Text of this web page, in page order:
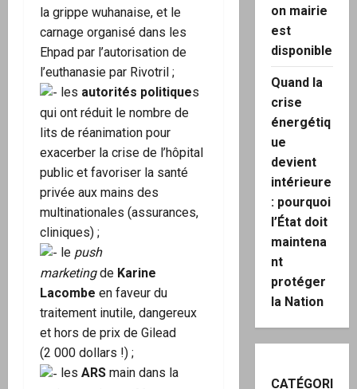
la grippe wuhanaise, et le
carnage organisé dans les
Ehpad par l’autorisation de
l’euthanasie par Rivotril ;
les autorités politiques
qui ont réduit le nombre de
lits de réanimation pour
exacerber la crise de l’hôpital
public et favoriser la santé
privée aux mains des
multinationales (assurances,
cliniques) ;
le push
marketingde Karine
Lacombe en faveur du
traitement inutile, dangereux
et hors de prix de Gilead
(2 000 dollars !) ;
les ARS main dans la
on mairie
est
disponible
Quand la
crise
énergétiq
ue
devient
intérieure
: pourquoi
l’État doit
maintena
nt
protéger
la Nation
CATÉGORIES